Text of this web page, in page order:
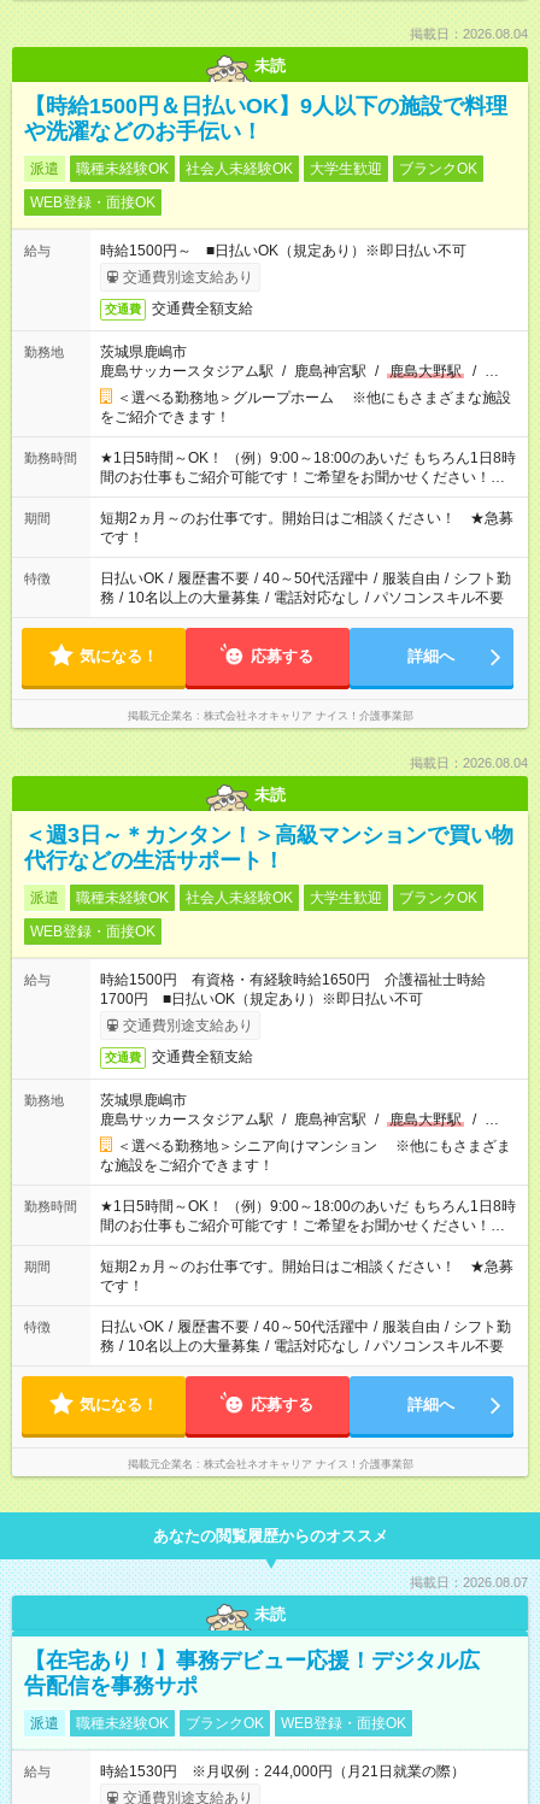
掲載日：2026.08.04
未読
【時給1500円＆日払いOK】9人以下の施設で料理
や洗濯などのお手伝い！
派遣 職種未経験OK 社会人未経験OK 大学生歓迎
ブランクOK
WEB登録・面接OK
給与
時給1500円～ ■日払いOK（規定あり）※即日払い不可
交通費別途支給あり
交通費 交通費全額支給
勤務地
茨城県鹿嶋市
鹿島サッカースタジアム駅 / 鹿島神宮駅 / 鹿島大野駅 / …
＜選べる勤務地＞グループホーム ※他にもさまざまな施設
をご紹介できます！
勤務時間
★1日5時間～OK！ （例）9:00～18:00のあいだ もちろん1日8時
間のお仕事もご紹介可能です！ご希望をお聞かせください！★家
庭の都合でお休みが必要な場合も遠慮なくご相談ください。 ※
週最低15時間以上の勤務が必要です
期間
短期2ヵ月～のお仕事です。開始日はご相談ください！ ★急募
です！
特徴 日払いOK / 履歴書不要 / 40～50代活躍中 / 服装自由 / シフト勤
務 / 10名以上の大量募集 / 電話対応なし / パソコンスキル不要
気になる！ 応募する 詳細へ
掲載元企業名 株式会社ネオキャリア ナイス！介護事業部
掲載日：2026.08.04
未読
＜週3日～＊カンタン！＞高級マンションで買い物
代行などの生活サポート！
派遣 職種未経験OK 社会人未経験OK 大学生歓迎
ブランクOK
WEB登録・面接OK
給与
時給1500円 有資格・有経験時給1650円 介護福祉士時給
1700円 ■日払いOK（規定あり）※即日払い不可
交通費別途支給あり
交通費 交通費全額支給
勤務地
茨城県鹿嶋市
鹿島サッカースタジアム駅 / 鹿島神宮駅 / 鹿島大野駅 / …
＜選べる勤務地＞シニア向けマンション ※他にもさまざま
な施設をご紹介できます！
勤務時間
★1日5時間～OK！ （例）9:00～18:00のあいだ もちろん1日8時
間のお仕事もご紹介可能です！ご希望をお聞かせください！★家
庭の都合でお休みが必要な場合も遠慮なくご相談ください。 ※
週最低15時間以上の勤務が必要です
期間
短期2ヵ月～のお仕事です。開始日はご相談ください！ ★急募
です！
特徴 日払いOK / 履歴書不要 / 40～50代活躍中 / 服装自由 / シフト勤
務 / 10名以上の大量募集 / 電話対応なし / パソコンスキル不要
気になる！ 応募する 詳細へ
掲載元企業名 株式会社ネオキャリア ナイス！介護事業部
あなたの閲覧履歴からのオススメ
掲載日：2026.08.07
未読
【在宅あり！】事務デビュー応援！デジタル広
告配信を事務サポ
派遣 職種未経験OK ブランクOK WEB登録・面接OK
給与
時給1530円 ※月収例：244,000円（月21日就業の際）
交通費別途支給あり